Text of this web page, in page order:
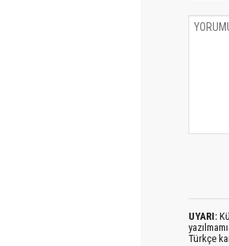
UYARI:
Türkçe